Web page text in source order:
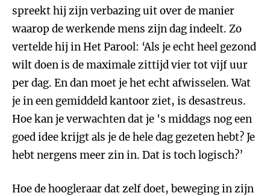
spreekt hij zijn verbazing uit over de manier
waarop de werkende mens zijn dag indeelt. Zo
vertelde hij in Het Parool: ‘Als je echt heel gezond
wilt doen is de maximale zittijd vier tot vijf uur
per dag. En dan moet je het echt afwisselen. Wat
je in een gemiddeld kantoor ziet, is desastreus.
Hoe kan je verwachten dat je 's middags nog een
goed idee krijgt als je de hele dag gezeten hebt? Je
hebt nergens meer zin in. Dat is toch logisch?’
Hoe de hoogleraar dat zelf doet, beweging in zijn